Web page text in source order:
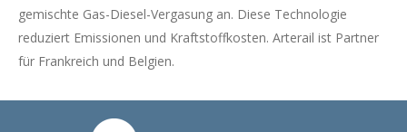
gemischte Gas-Diesel-Vergasung an. Diese Technologie
reduziert Emissionen und Kraftstoffkosten. Arterail ist Partner
für Frankreich und Belgien.